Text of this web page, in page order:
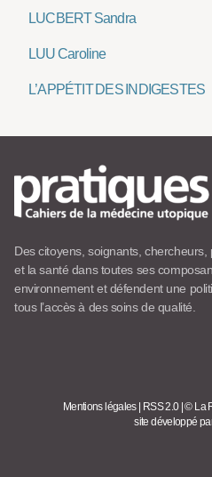
LUCBERT Sandra
LUU Caroline
L’APPÉTIT DES INDIGESTES
Des citoyens, soignants, chercheurs,
et la santé dans toutes ses
environnement et défendent une
tous l’accès à des soins de qualité.
Mentions légales RSS 2.0 |© La
site développé